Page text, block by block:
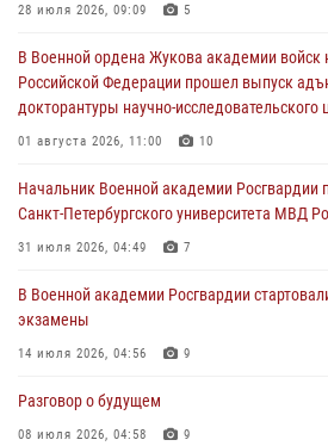
Курсант Военной академии войск
22 июля 2026, 09:41
Мастер‑класс по стрельбе: точность,
20 июля 2026, 11:17 8
108 лет со дня образования
28 июля 2026, 09:09 5
В Военной ордена Жукова академии войск
Российской Федерации прошел выпуск
докторантуры научно-исследовательского
01 августа 2026, 11:00 10
Начальник Военной академии Росгвардии
Санкт-Петербургского университета МВД
31 июля 2026, 04:49 7
В Военной академии Росгвардии
экзамены
14 июля 2026, 04:56 9
Разговор о будущем
08 июля 2026, 04:58 9